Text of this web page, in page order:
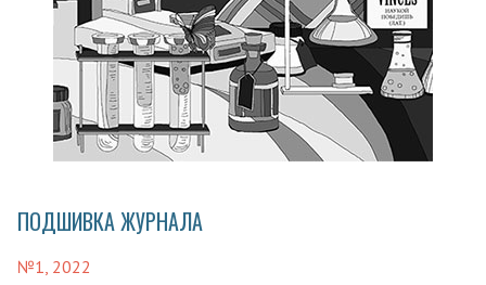
ПОДШИВКА ЖУРНАЛА
№1, 2022